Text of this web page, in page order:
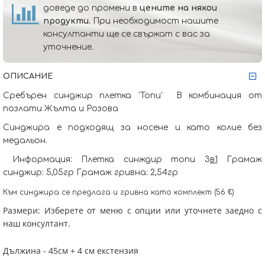
доведе до промени в цените на някои
продукти. При необходимост нашите
консултанти ще се свържат с вас за
уточнение.
ОПИСАНИЕ
Сребърен синджир плетка 'Топи' В комбинация от
позлати Жълта и Розова
Синджира е подходящ за носене и като колие без
медальон.
Информация: Плетка синждир топи 3в1
Грамаж
синджир: 5,05гр Грамаж гривна: 2,54гр
Към синджира се предлага и гривна като комплект (56 €)
Размери: Изберете от меню с опции или уточнете заедно с
наш консултант.
Дължина - 45см + 4 см екстензия